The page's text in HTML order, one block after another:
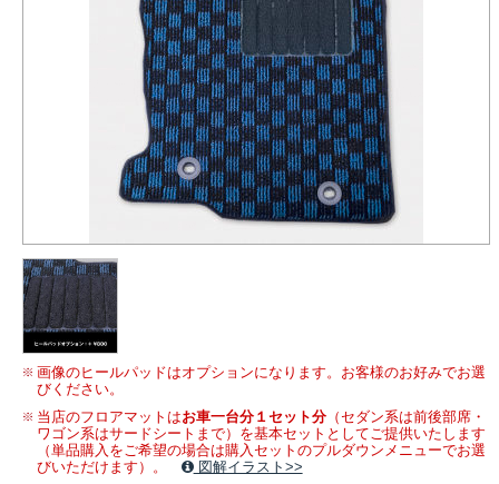
画像のヒールパッドはオプションになります。お客様のお好みでお選
びください。
当店のフロアマットはお車一台分１セット分（セダン系は前後部席・
ワゴン系はサードシートまで）を基本セットとしてご提供いたします
（単品購入をご希望の場合は購入セットのプルダウンメニューでお選
びいただけます）。
図解イラスト>>